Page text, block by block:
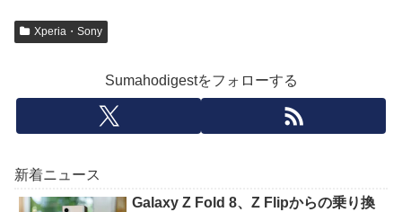
Xperia・Sony
Sumahodigestをフォローする
新着ニュース
Galaxy Z Fold 8、Z Flipからの乗り換